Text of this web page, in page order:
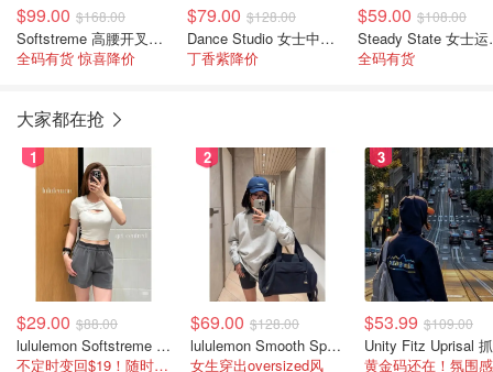
$99.00 $168.00
Softstreme 高腰开叉阔腿长裤
全码有货 惊喜降价
$79.00 $128.00
Dance Studio 女士中腰长裤
丁香紫降价
$59.00 $108.00
全码有货
大家都在抢
1
$29.00 $88.00
lululemon Softstreme 女士高腰短裤 10cm
不定时变回$19！随时点进来看
2
$69.00 $128.00
lululemon Smooth Spacer 经典卫衣
女生穿出oversized风
3
$53.99 $109.00